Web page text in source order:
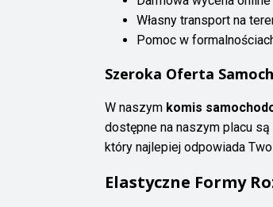
Własny transport na
Pomoc w
Szeroka Oferta
W naszym komis
dostępne na naszym placu
który najlepiej odpowiada
Elastyczne Formy